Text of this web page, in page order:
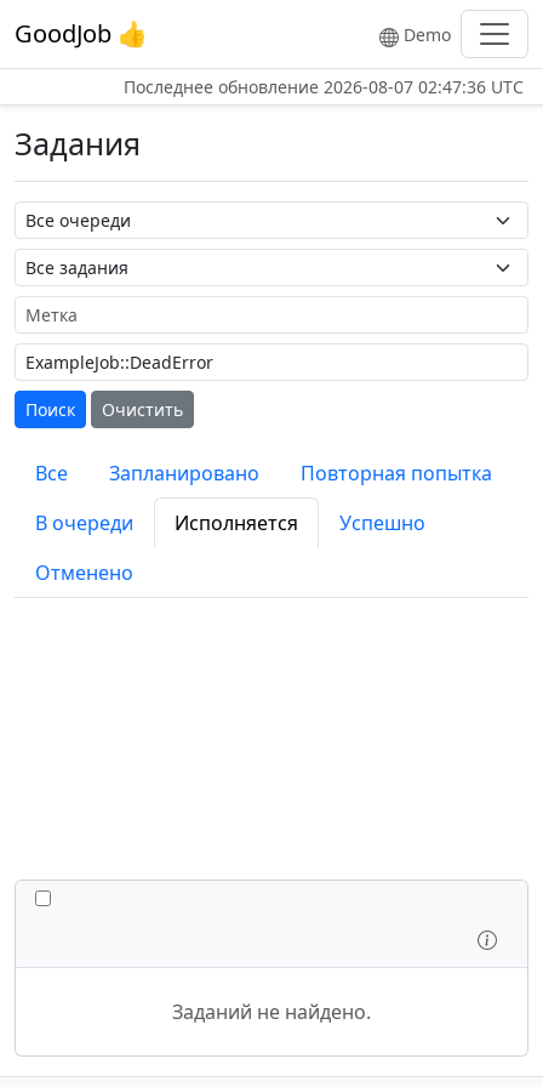
GoodJob 👍 Demo
Последнее обновление 2026-08-07 02:47:36 UTC
Задания
Название очереди
Название задания
Метка
Поиск
Очистить
Все Запланировано
Повторная попытка
В очереди
Исполняется
Успешно
Отменено
ПЕРЕКЛЮЧИТЬ ВСЕ ЗАДАНИЯ
Заданий не найдено.